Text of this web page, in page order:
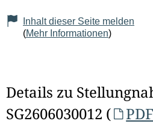
Inhalt dieser Seite melden
(Mehr Informationen)
Details zu
SG2606030012 (